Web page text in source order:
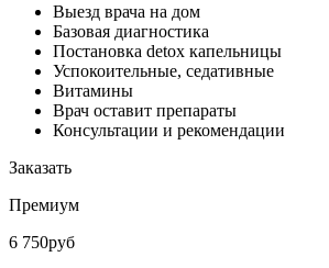
Выезд врача на дом
Базовая диагностика
Постановка detox капельницы
Успокоительные, седативные
Витамины
Врач оставит препараты
Консультации и рекомендации
Заказать
Премиум
6 750руб